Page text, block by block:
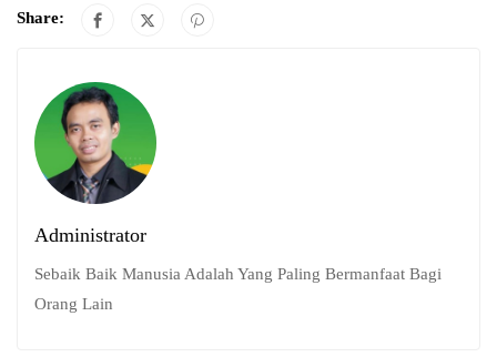
Share:
Administrator
Sebaik Baik Manusia Adalah Yang Paling Bermanfaat Bagi
Orang Lain